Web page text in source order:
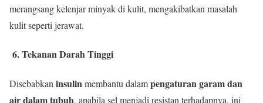
merangsang kelenjar minyak di kulit, mengakibatkan masalah
kulit seperti jerawat.
6. Tekanan Darah Tinggi
Disebabkan insulinmembantu dalampengaturan garam dan
air dalam tubuh, apabila sel menjadi resistan terhadapnya, ini